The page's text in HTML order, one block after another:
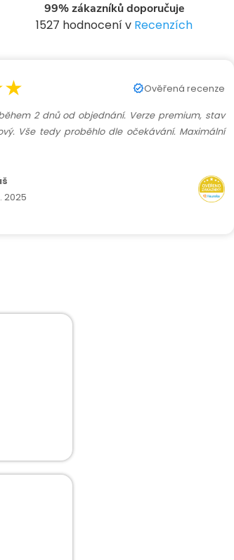
99% zákazníků doporučuje
1527 hodnocení v Recenzích
Ověřená recenze
2 dnů od objednání. Verze premium, stav
Vše tedy proběhlo dle očekávání. Maximální
2025